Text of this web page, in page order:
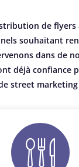
de flyers
souhaitant
dans de
déjà confiance
street marketing